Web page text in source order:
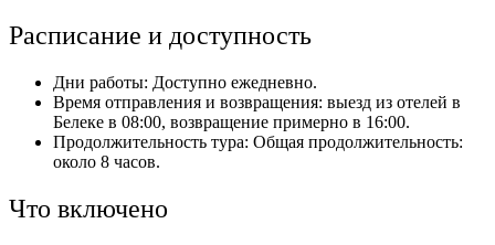
Расписание и доступность
Дни работы: Доступно ежедневно.
Время отправления и возвращения: выезд из отелей в
Белеке в 08:00, возвращение примерно в 16:00.
Продолжительность тура: Общая продолжительность:
около 8 часов.
Что включено